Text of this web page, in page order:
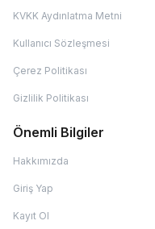
KVKK Aydınlatma Metni
Kullanıcı Sözleşmesi
Çerez Politikası
Gizlilik Politikası
Önemli Bilgiler
Hakkımızda
Giriş Yap
Kayıt Ol